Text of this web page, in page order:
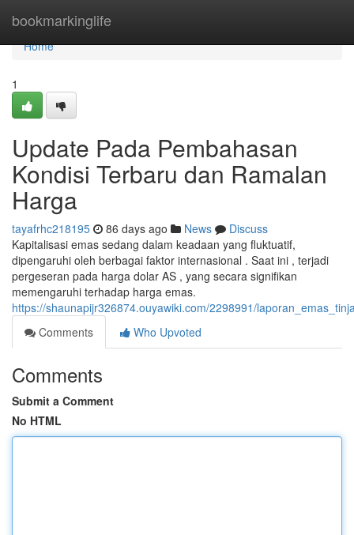
bookmarkinglife
Home
Home
1
Update Pada Pembahasan
Kondisi Terbaru dan Ramalan
Harga
tayafrhc218195 86 days ago News
Discuss
Kapitalisasi emas sedang dalam keadaan yang fluktuatif,
dipengaruhi oleh berbagai faktor internasional . Saat ini , terjadi
pergeseran pada harga dolar AS , yang secara signifikan
memengaruhi terhadap harga emas.
https://shaunapijr326874.ouyawiki.com/2298991/
Comments
Who Upvoted
Comments
Submit a Comment
No HTML